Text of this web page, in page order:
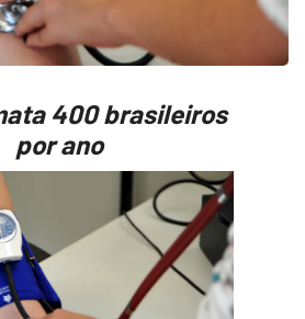
400 brasileiros
por ano